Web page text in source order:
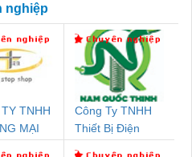
nghiệp
TNHH
MẠI
Công Ty TNHH
Thiết Bị Điện